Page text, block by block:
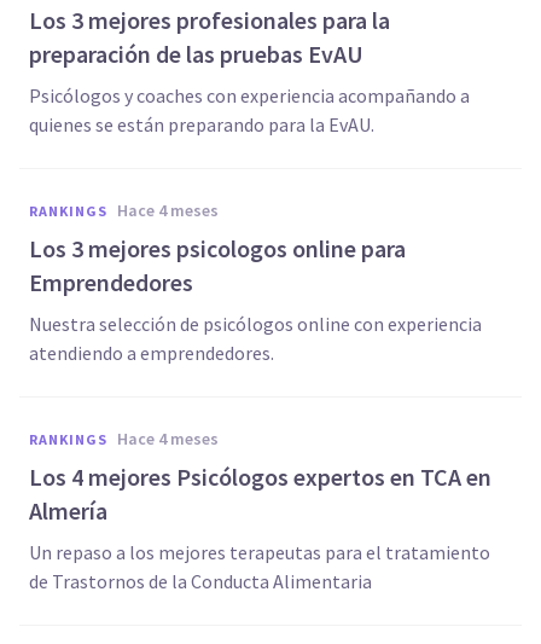
Los 3 mejores profesionales para la
preparación de las pruebas EvAU
Psicólogos y coaches con experiencia acompañando a
quienes se están preparando para la EvAU.
RANKINGS hace 4 meses
Los 3 mejores psicologos online para
Emprendedores
Nuestra selección de psicólogos online con experiencia
atendiendo a emprendedores.
RANKINGS hace 4 meses
Los 4 mejores Psicólogos expertos en TCA en
Almería
Un repaso a los mejores terapeutas para el tratamiento
de Trastornos de la Conducta Alimentaria